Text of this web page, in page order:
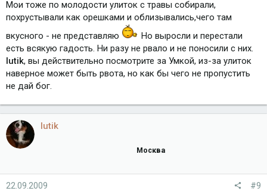
Мои тоже по молодости улиток с травы собирали,
похрустывали как орешками и облизывались,чего там
вкусного - не представляю
Но выросли и перестали
есть всякую гадость. Ни разу не рвало и не поносили с них.
lutik, вы действительно посмотрите за Умкой, из-за улиток
наверное может быть рвота, но как бы чего не пропустить
не дай бог.
lutik
Москва
22.09.2009 #9